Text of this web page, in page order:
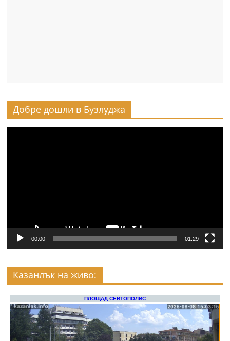
Добре дошли в Бузлуджа
00:00 01:29
Казанлък на живо: